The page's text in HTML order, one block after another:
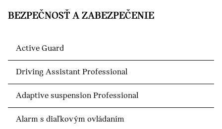
BEZPEČNOSŤ A ZABEZPEČENIE
Active Guard
Driving Assistant Professional
Adaptive suspension Professional
Alarm s diaľkovým ovládaním